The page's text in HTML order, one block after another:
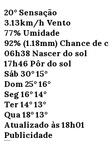
20° Sensação
3.13km/h Vento
77% Umidade
92% (1.18mm) Chance de
06h38 Nascer do sol
17h46 Pôr do sol
Sáb 30° 15°
Dom 25° 16°
Seg 16° 14°
Ter 14° 13°
Qua 18° 13°
Atualizado às 18h01
Publicidade